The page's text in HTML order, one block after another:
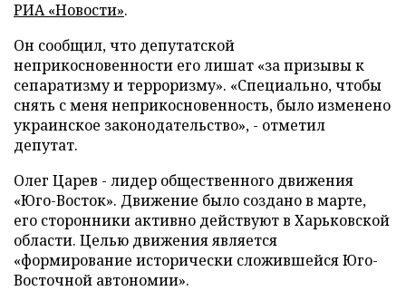
РИА «Новости».
Он сообщил, что депутатской
неприкосновенности его лишат «за призывы к
сепаратизму и терроризму». «Специально, чтобы
снять с меня неприкосновенность, было изменено
украинское законодательство», - отметил
депутат.
Олег Царев - лидер общественного движения
«Юго-Восток». Движение было создано в марте,
его сторонники активно действуют в Харьковской
области. Целью движения является
«формирование исторически сложившейся Юго-
Восточной автономии».